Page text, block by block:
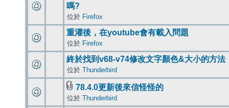
嗎?
位於 Firefox
重灌後，在youtube會有載入問題
位於 Firefox
終於找到v68-v74修改文字顏色&大小的方法
位於 Thunderbird
78.4.0更新後來信怪怪的
位於 Thunderbird